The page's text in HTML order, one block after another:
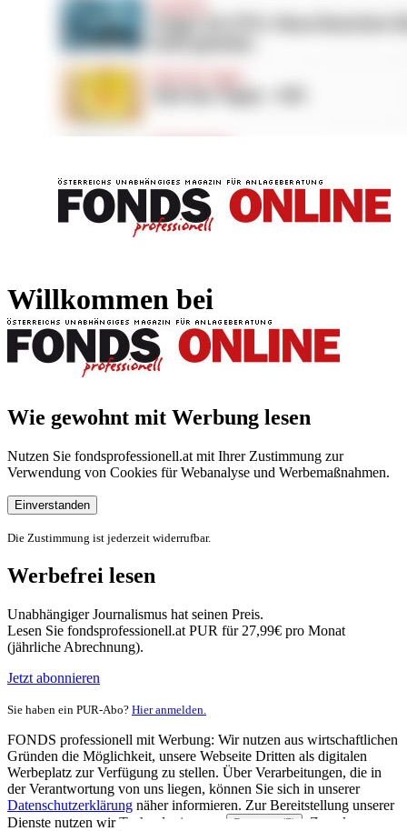
Willkommen bei
Wie gewohnt mit Werbung lesen
Nutzen Sie fondsprofessionell.at mit Ihrer Zustimmung zur
Verwendung von Cookies für Webanalyse und Werbemaßnahmen.
Einverstanden
Die Zustimmung ist jederzeit widerrufbar.
Werbefrei lesen
Unabhängiger Journalismus hat seinen Preis.
Lesen Sie fondsprofessionell.at PUR für 27,99€ pro Monat
(jährliche Abrechnung).
Jetzt abonnieren
Sie haben ein PUR-Abo? Hier anmelden.
FONDS professionell mit Werbung: Wir nutzen aus wirtschaftlichen
Gründen die Möglichkeit, unsere Webseite Dritten als digitalen
Werbeplatz zur Verfügung zu stellen. Über Verarbeitungen, die in
der Verantwortung von uns liegen, können Sie sich in unserer
Datenschutzerklärung näher informieren. Zur Bereitstellung unserer
Dienste nutzen wir Technologien von
Partnern (5)
. Zwecke: